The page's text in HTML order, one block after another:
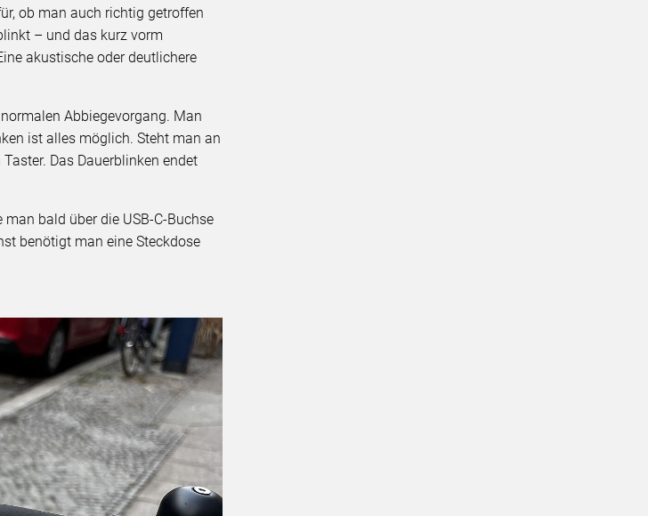
ob man auch richtig getroffen
– und das kurz vorm
akustische oder deutlichere
Abbiegevorgang. Man
ist alles möglich. Steht man an
Das Dauerblinken endet
bald über die USB-C-Buchse
benötigt man eine Steckdose